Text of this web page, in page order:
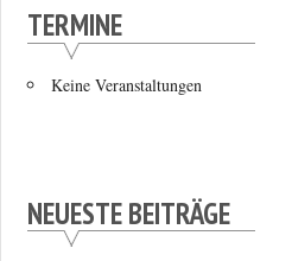
TERMINE
Keine Veranstaltungen
NEUESTE BEITRÄGE